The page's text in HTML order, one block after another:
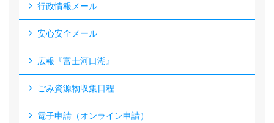
行政情報メール
安心安全メール
広報『富士河口湖』
ごみ資源物収集日程
電子申請（オンライン申請）